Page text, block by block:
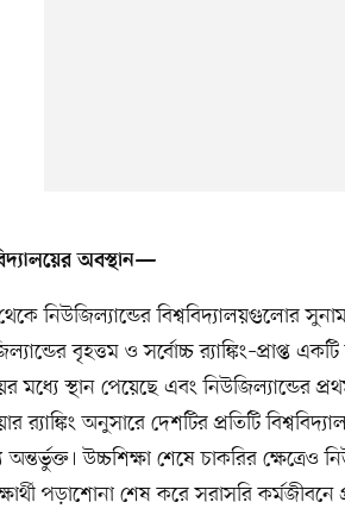
অবস্থান—
নিউজিল্যান্ডের বিশ্ববিদ্যালয়গুলোর সুনাম
বৃহত্তম ও সর্বোচ্চ র‍্যাঙ্কিং–প্রাপ্ত একটি
মধ্যে স্থান পেয়েছে এবং নিউজিল্যান্ডের
র‍্যাঙ্কিং অনুসারে দেশটির প্রতিটি
অন্তর্ভুক্ত। উচ্চশিক্ষা শেষে চাকরির ক্ষেত্রেও
পড়াশোনা শেষ করে সরাসরি কর্মজীবনে